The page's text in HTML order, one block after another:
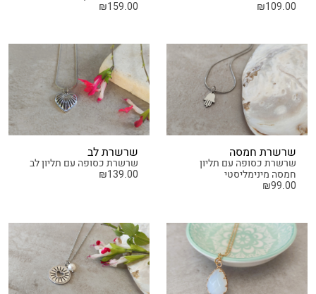
₪109.00
₪159.00
שרשרת חמסה
שרשרת כסופה עם תליון
חמסה מינימליסטי
₪99.00
שרשרת לב
שרשרת כסופה עם תליון לב
₪139.00